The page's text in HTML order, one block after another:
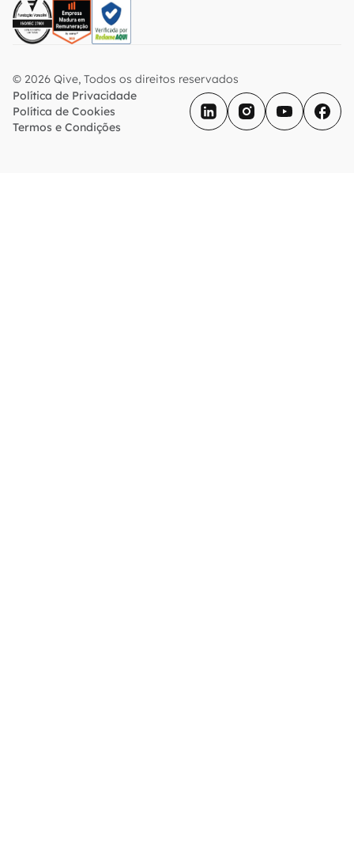
© 2026 Qive, Todos os direitos reservados
Política de Privacidade
Política de Cookies
Termos e Condições